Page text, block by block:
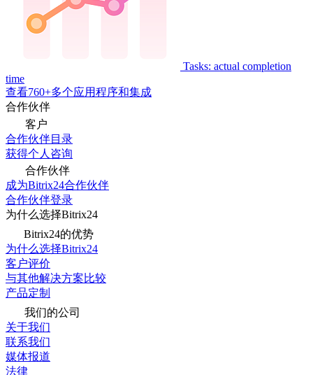
Tasks: actual completion
time
查看760+多个应用程序和集成
合作伙伴
客户
合作伙伴目录
获得个人咨询
合作伙伴
成为Bitrix24合作伙伴
合作伙伴登录
为什么选择Bitrix24
Bitrix24的优势
为什么选择Bitrix24
客户评价
与其他解决方案比较
产品定制
我们的公司
关于我们
联系我们
媒体报道
法律